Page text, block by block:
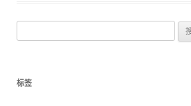
标签